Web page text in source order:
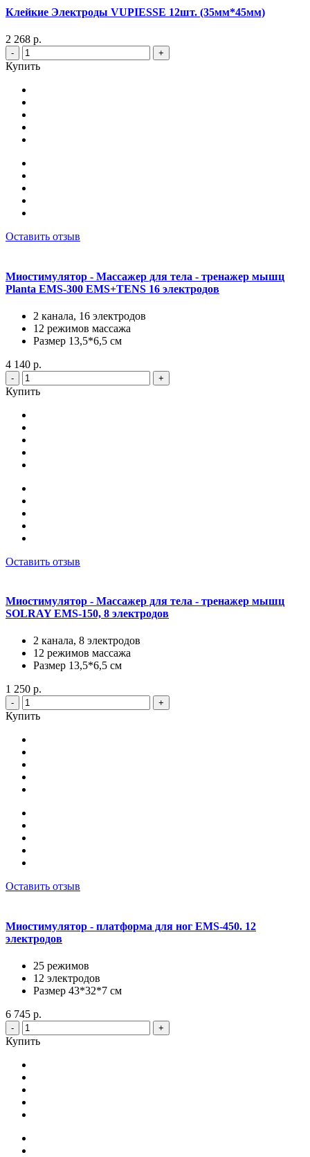
Клейкие Электроды VUPIESSE 12шт. (35мм*45мм)
2 268 р.
- +
Купить
Оставить отзыв
Миостимулятор - Массажер для тела - тренажер мышц
Planta EMS-300 EMS+TENS 16 электродов
2 канала, 16 электродов
12 режимов массажа
Размер 13,5*6,5 см
4 140 р.
- +
Купить
Оставить отзыв
Миостимулятор - Массажер для тела - тренажер мышц
SOLRAY EMS-150, 8 электродов
2 канала, 8 электродов
12 режимов массажа
Размер 13,5*6,5 см
1 250 р.
- +
Купить
Оставить отзыв
Миостимулятор - платформа для ног EMS-450. 12
электродов
25 режимов
12 электродов
Размер 43*32*7 см
6 745 р.
- +
Купить